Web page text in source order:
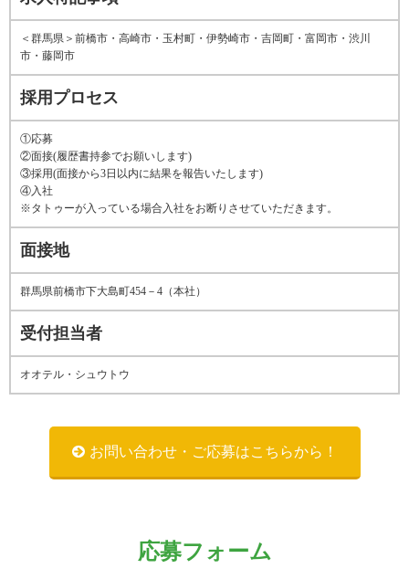
＜群馬県＞前橋市・高崎市・玉村町・伊勢崎市・吉岡町・富岡市・渋川
市・藤岡市
採用プロセス
①応募
②面接(履歴書持参でお願いします)
③採用(面接から3日以内に結果を報告いたします)
④入社
※タトゥーが入っている場合入社をお断りさせていただきます。
面接地
群馬県前橋市下大島町454－4（本社）
受付担当者
オオテル・シュウトウ
お問い合わせ・ご応募はこちらから！
応募フォーム